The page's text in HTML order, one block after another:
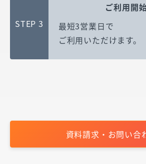
STEP 3
ご利用開
最短3営業日で
ご利用いただけます。
資料請求・お問い合